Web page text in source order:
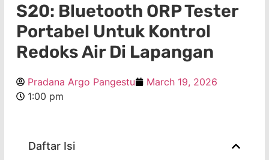
S20: Bluetooth ORP Tester
Portabel Untuk Kontrol
Redoks Air Di Lapangan
Pradana Argo Pangestu
March 19, 2026
1:00 pm
Daftar Isi